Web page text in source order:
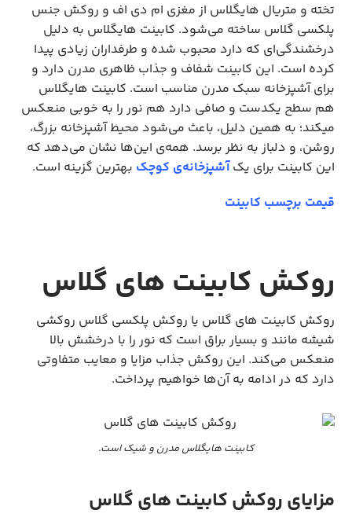
تخته و متریال هایگلاس از مغزی ام دی اف و روکش جنس
پلکسی گلاس ساخته می‌شود. کابینت هایگلاس به دلیل
درخشندگی‌ای که دارد محبوب شده و طرفداران زیادی پیدا
کرده است. این کابینت شفاف و جذاب ظاهری مدرن دارد و
برای آشپزخانه سبک مدرن مناسب است. کابینت هایگلاس
هم سطح یکدست و صافی دارد هم نور را به خوبی منعکس
می‎کند؛ به همین دلیل، باعث می‌شود محیط آشپزخانه بزرگ،
روشن، و دلباز به نظر برسد. همه‌ی این‌ها نشان می‌دهد که
این کابینت برای یکآشپزخانه‌ی کوچک بهترین گزینه است.
قیمت برچسب کابینت
روکش کابینت های گلاس
روکش کابینت های گلاس یا روکش پلکسی گلاس روکشی
شیشه مانند و بسیار براق است که نور را با درخشش بالا
منعکس می‌کند. این روکش جذاب مزایا و معایب متفاوتی
دارد که در ادامه به آن‌ها خواهیم پرداخت.
کابینت هایگلاس مدرن و شیک است.
مزایایروکش کابینت های گلاس